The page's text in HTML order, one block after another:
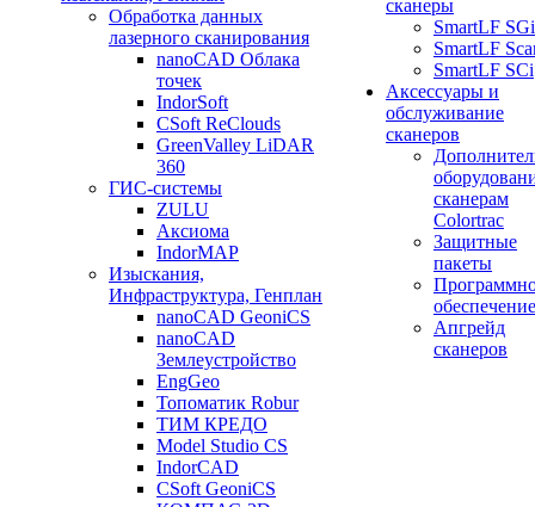
Обработка данных
лазерного сканирования
nanoCAD Облака
точек
IndorSoft
CSoft ReClouds
GreenValley LiDAR
360
ГИС-системы
ZULU
Аксиома
IndorMAP
Изыскания,
Инфраструктура, Генплан
nanoCAD GeoniCS
nanoCAD
Землеустройство
EngGeo
Топоматик Robur
ТИМ КРЕДО
Model Studio CS
IndorCAD
CSoft GeoniCS
сканеры
SmartLF SGi
SmartLF
SmartLF SCi
Аксессуары и
обслуживание
сканеров
сканерам
Colortrac
Защитные
пакеты
обеспечение
Апгрейд
сканеров